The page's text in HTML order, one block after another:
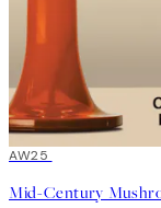
50%*
AW25
Mid-Century